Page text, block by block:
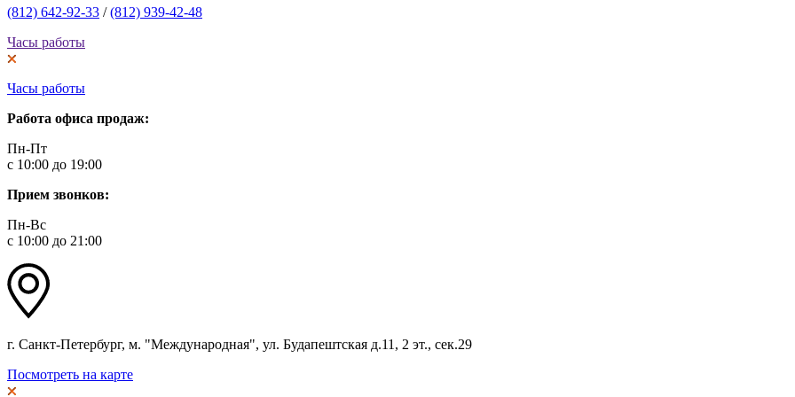
(812) 642-92-33 /(812) 939-42-48
Часы работы
Часы работы
Работа офиса продаж:
Пн-Пт
с 10:00 до 19:00
Прием звонков:
Пн-Вс
с 10:00 до 21:00
г. Санкт-Петербург, м. "Международная", ул. Будапештская д.11, 2 эт., сек.29
Посмотреть на карте